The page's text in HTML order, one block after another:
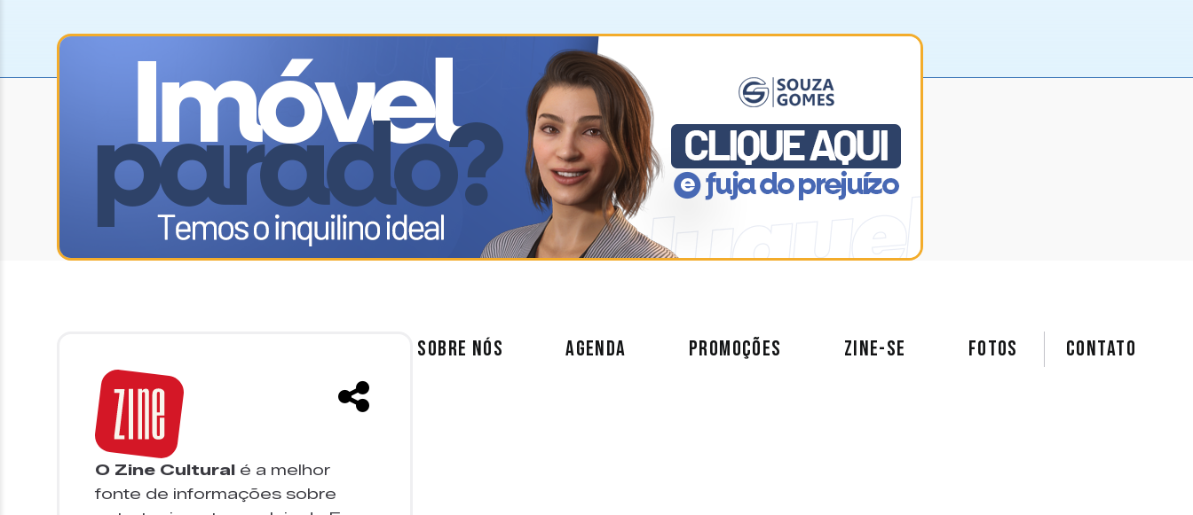
O Zine Cultural é a melhor
fonte de informações sobre
SOBRE NÓS AGENDA PROMOÇÕES ZINE-SE FOTOS Contato